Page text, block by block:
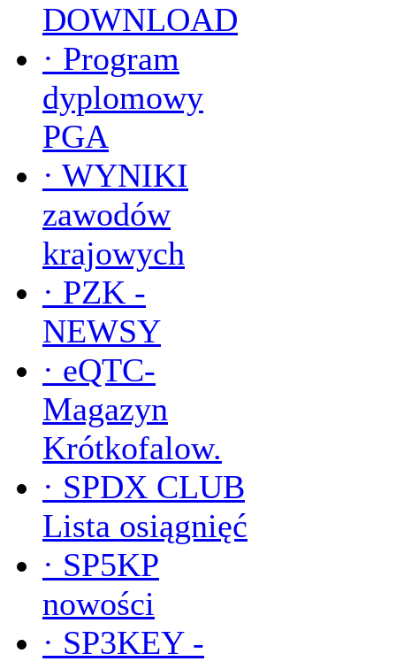
DOWNLOAD
· Program
dyplomowy
PGA
· WYNIKI
zawodów
krajowych
· PZK -
NEWSY
· eQTC-
Magazyn
Krótkofalow.
· SPDX CLUB
Lista osiągnięć
· SP5KP
nowości
· SP3KEY -